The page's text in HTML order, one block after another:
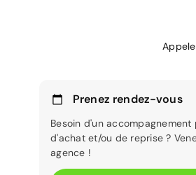
Prenez rendez-vous
Besoin d'un
d'achat et/ou de reprise ?
agence !